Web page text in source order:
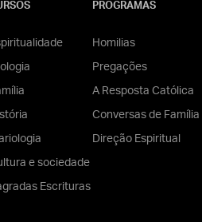
e sociedade
Escrituras
PROGRAMAS
Homilias
Pregações
A Resposta Católica
Conversas de Família
Direção Espiritual